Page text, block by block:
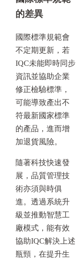
的差異
國際標準規範會
不定期更新，若
IQC未能即時同步
資訊並協助企業
修正檢驗標準，
可能導致產出不
符最新國家標準
的產品，進而增
加退貨風險。
隨著科技快速發
展，品質管理技
術亦須與時俱
進。透過系統升
級並推動智慧工
廠模式，能有效
協助IQC解決上述
瓶頸，在提升生